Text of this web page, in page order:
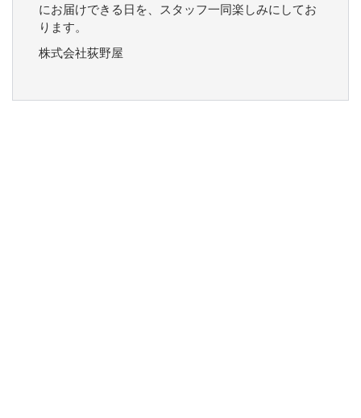
にお届けできる日を、スタッフ一同楽しみにしてお
ります。
株式会社荻野屋